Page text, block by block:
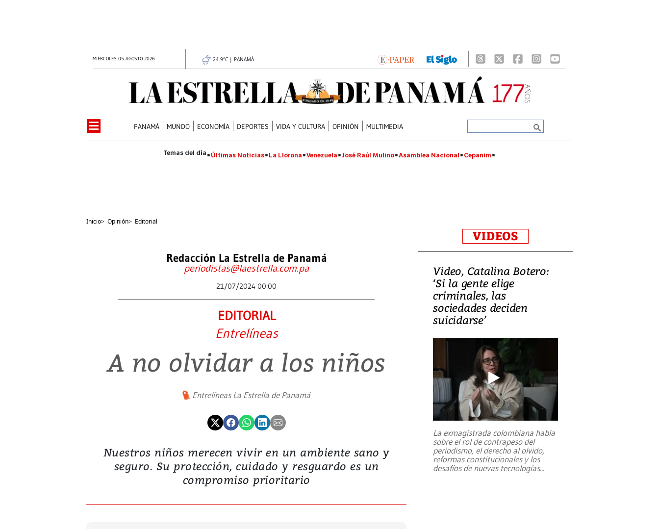
MIÉRCOLES 05 AGOSTO 2026 24.9°C | PANAMÁ
PANAMÁ MUNDO ECONOMÍA DEPORTES VIDA Y CULTURA OPINIÓN MULTIMEDIA
Últimas Noticias La Llorona Venezuela José Raúl Mulino Asamblea Nacional Cepanim
Inicio> Opinión> Editorial
Redacción La Estrella de Panamá
periodistas@laestrella.com.pa
21/07/2024 00:00
EDITORIAL
Entrelíneas
A no olvidar a los niños
Entrelíneas La Estrella de Panamá
Nuestros niños merecen vivir en un ambiente sano y
seguro. Su protección, cuidado y resguardo es un
compromiso prioritario
VIDEOS
Video, Catalina Botero:
‘Si la gente elige
criminales, las
sociedades deciden
suicidarse’
La exmagistrada colombiana habla
sobre el rol de contrapeso del
periodismo, el derecho al olvido,
reformas constitucionales y los
desafíos de nuevas tecnologías...